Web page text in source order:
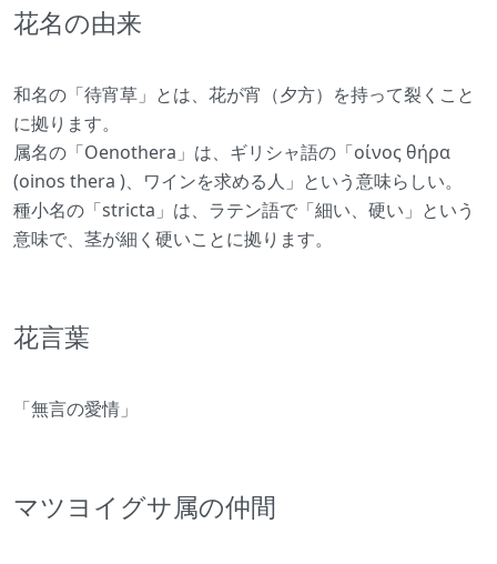
花名の由来
和名の「待宵草」とは、花が宵（夕方）を持って裂くこと
に拠ります。
属名の「Oenothera」は、ギリシャ語の「οίνος θήρα
(oinos thera )、ワインを求める人」という意味らしい。
種小名の「stricta」は、ラテン語で「細い、硬い」という
意味で、茎が細く硬いことに拠ります。
花言葉
「無言の愛情」
マツヨイグサ属の仲間